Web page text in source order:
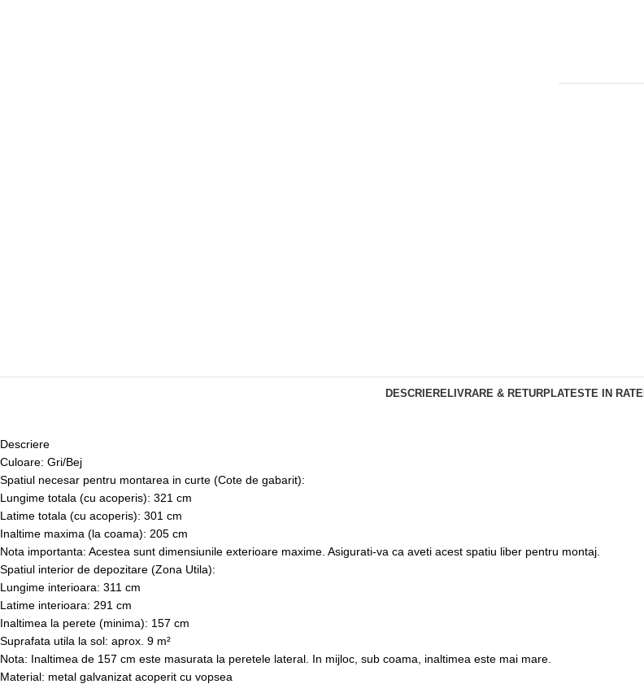
DESCRIERE LIVRARE & RETURPLATESTE IN RATE
Descriere
Culoare: Gri/Bej
Spatiul necesar pentru montarea in curte (Cote de gabarit):
Lungime totala (cu acoperis): 321 cm
Latime totala (cu acoperis): 301 cm
Inaltime maxima (la coama): 205 cm
Nota importanta: Acestea sunt dimensiunile exterioare maxime. Asigurati-va ca aveti acest spatiu liber pentru montaj.
Spatiul interior de depozitare (Zona Utila):
Lungime interioara: 311 cm
Latime interioara: 291 cm
Inaltimea la perete (minima): 157 cm
Suprafata utila la sol: aprox. 9 m²
Nota: Inaltimea de 157 cm este masurata la peretele lateral. In mijloc, sub coama, inaltimea este mai mare.
Material: metal galvanizat acoperit cu vopsea